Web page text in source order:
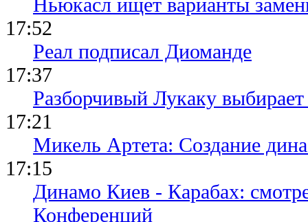
Ньюкасл ищет варианты
17:52
Реал подписал Диоманде
17:37
Разборчивый Лукаку
17:21
Микель Артета: Создание
17:15
Динамо Киев - Карабах:
Конференций